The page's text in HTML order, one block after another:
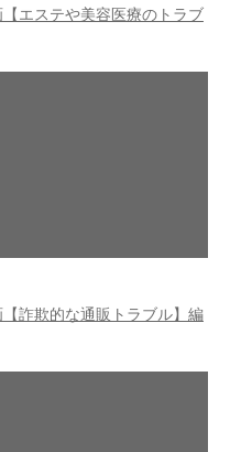
エステや美容医療のトラブ
詐欺的な通販トラブル】編